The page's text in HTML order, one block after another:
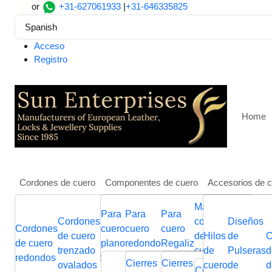
or +31-627061933 |+31-646335825
Spanish
Acceso
Registro
Home
Cordones de cuero
Cordones
de cuero
redondos
Cordones
de cuero
trenzado
ovalados
Cuerdas
de cuero
trenzado
cuero
plano
Cuerdas
cuero
nappa
Flat
Componentes de cuero
Para
cuero
plano
Para
cuero
redondo
Cierres
Cierres
Conectores
Para
cuero
Regaliz
Cierres
Cierre
Más
componentes
de joyería de
cuero
Accesorios de
Hilos
de
cuero
Diseños
de
Pulseras
de
Hogar Componentes de cuero Para cuero redondo
Stainless steel end cap: